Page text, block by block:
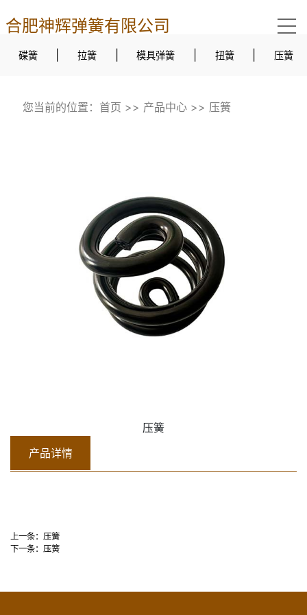
合肥神辉弹簧有限公司
碟簧 拉簧 模具弹簧 扭簧 压簧
您当前的位置： 首页 >> 产品中心>> 压簧
压簧
产品详情
上一条： 压簧
下一条： 压簧